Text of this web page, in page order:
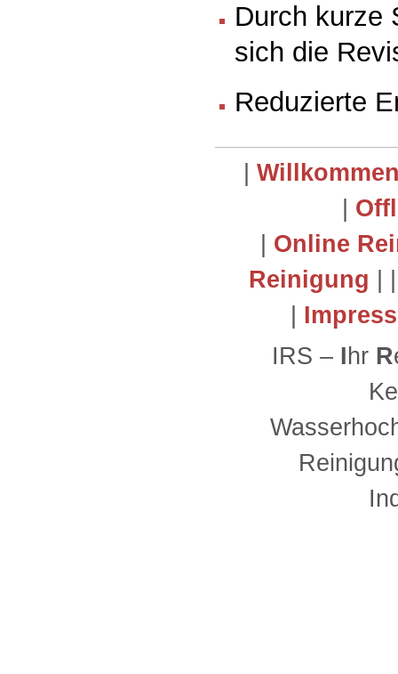
Durch kurze
sich die
Reduzierte
Online
Reinigung
IRS – I hr R